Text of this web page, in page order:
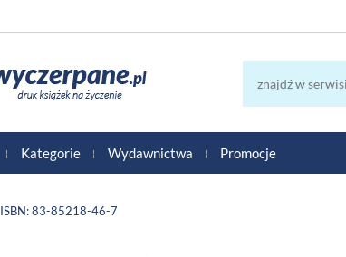
Kategorie Wydawnictwa Promocje
ISBN: 83-85218-46-7